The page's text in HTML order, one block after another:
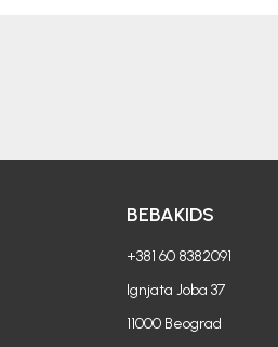
BEBAKIDS
+381 60 8382091
Ignjata Joba 37
11000 Beograd